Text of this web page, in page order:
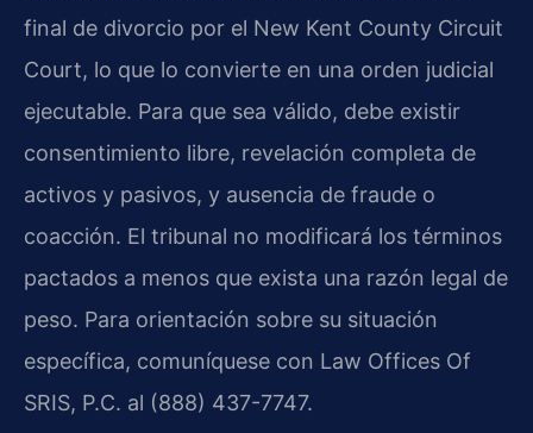
final de divorcio por el New Kent County Circuit
Court, lo que lo convierte en una orden judicial
ejecutable. Para que sea válido, debe existir
consentimiento libre, revelación completa de
activos y pasivos, y ausencia de fraude o
coacción. El tribunal no modificará los términos
pactados a menos que exista una razón legal de
peso. Para orientación sobre su situación
específica, comuníquese con Law Offices Of
SRIS, P.C. al (888) 437-7747.